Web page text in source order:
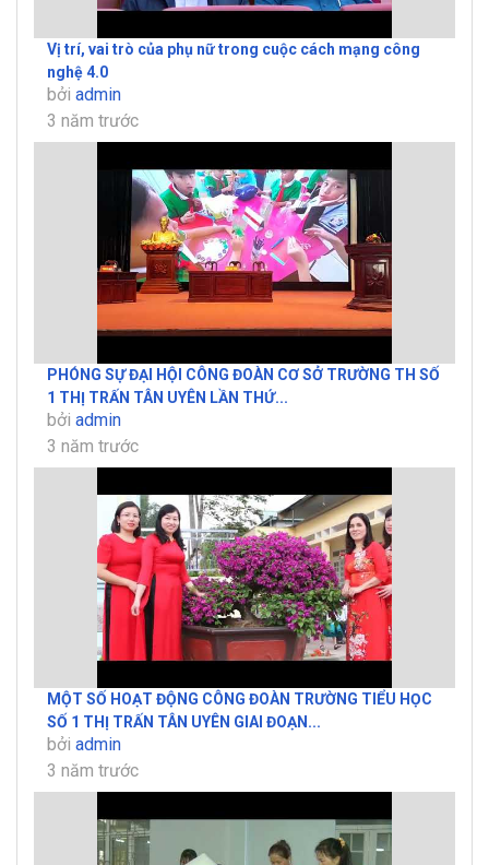
Vị trí, vai trò của phụ nữ trong cuộc cách mạng công
nghệ 4.0
bởi admin
3 năm trước
PHÓNG SỰ ĐẠI HỘI CÔNG ĐOÀN CƠ SỞ TRƯỜNG TH SỐ
1 THỊ TRẤN TÂN UYÊN LẦN THỨ...
bởi admin
3 năm trước
MỘT SỐ HOẠT ĐỘNG CÔNG ĐOÀN TRƯỜNG TIỂU HỌC
SỐ 1 THỊ TRẤN TÂN UYÊN GIAI ĐOẠN...
bởi admin
3 năm trước